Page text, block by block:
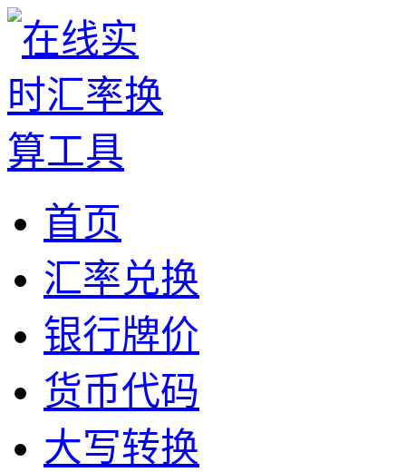
首页
汇率兑换
银行牌价
货币代码
大写转换